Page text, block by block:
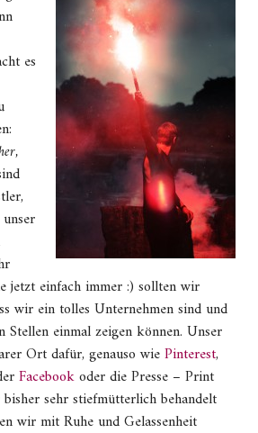
es
jetzt einfach immer :) sollten wir
wir ein tolles Unternehmen sind und
Stellen einmal zeigen können. Unser
Ort dafür, genauso wiePinterest,
Facebookoder die Presse – Print
sehr stiefmütterlich behandelt
wir mit Ruhe und Gelassenheit